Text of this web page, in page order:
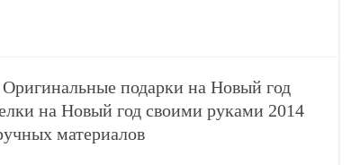
подарки на Новый год
на Новый год своими руками 2014
материалов